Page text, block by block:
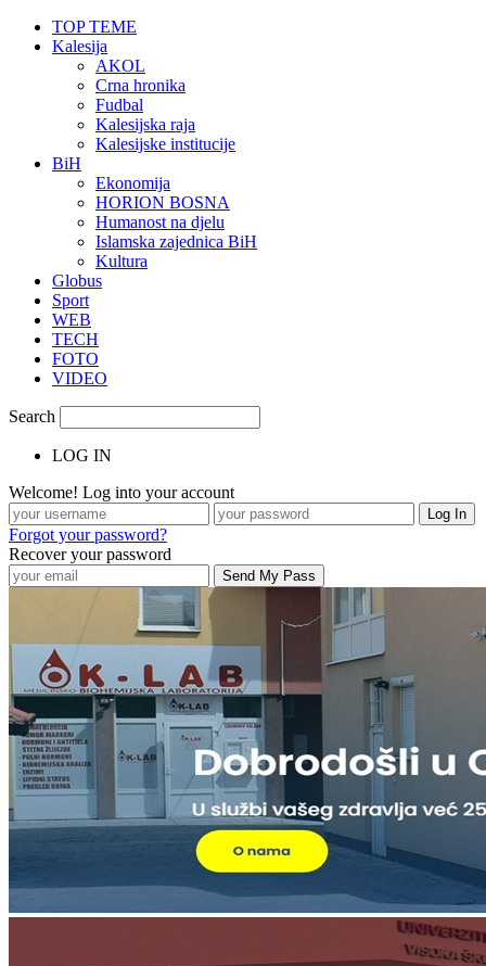
TOP TEME
Kalesija
AKOL
Crna hronika
Fudbal
Kalesijska raja
Kalesijske institucije
BiH
Ekonomija
HORION BOSNA
Humanost na djelu
Islamska zajednica BiH
Kultura
Globus
Sport
WEB
TECH
FOTO
VIDEO
Search
LOG IN
Welcome! Log into your account
Forgot your password?
Recover your password